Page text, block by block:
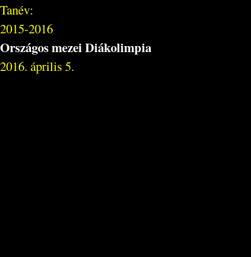
Tanév:
2015-2016
Országos mezei Diákolimpia
2016. április 5.